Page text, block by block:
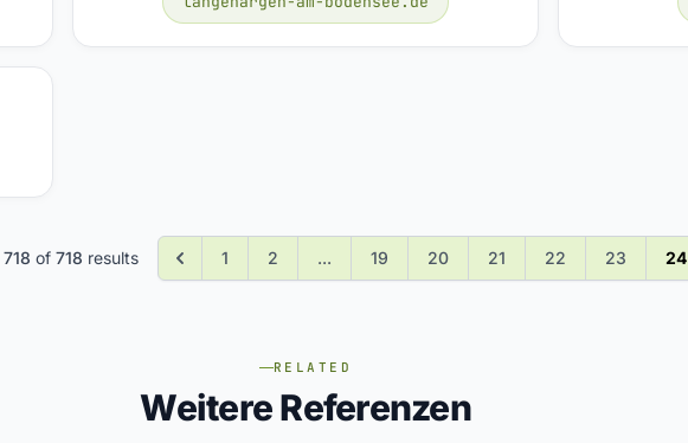
718 of 718 results 1 2 ... 19 20 21 22 23 24
RELATED
Weitere Referenzen